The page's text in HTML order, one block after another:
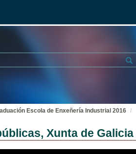
Escola de Enxeñería Industrial 2016
Xunta de Galicia